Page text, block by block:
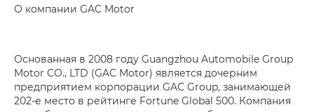
О компании GAC Motor
Основанная в 2008 году Guangzhou Automobile Group
Motor CO., LTD (GAC Motor) является дочерним
предприятием корпорации GAC Group, занимающей
202-е место в рейтинге Fortune Global 500. Компания